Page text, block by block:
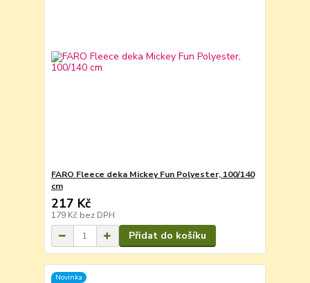
FARO Fleece deka Mickey Fun Polyester, 100/140
cm
217 Kč
179 Kč bez DPH
Přidat do košíku
Novinka